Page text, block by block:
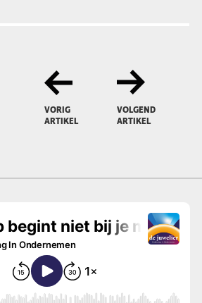
VORIG
ARTIKEL
VOLGEND
ARTIKEL